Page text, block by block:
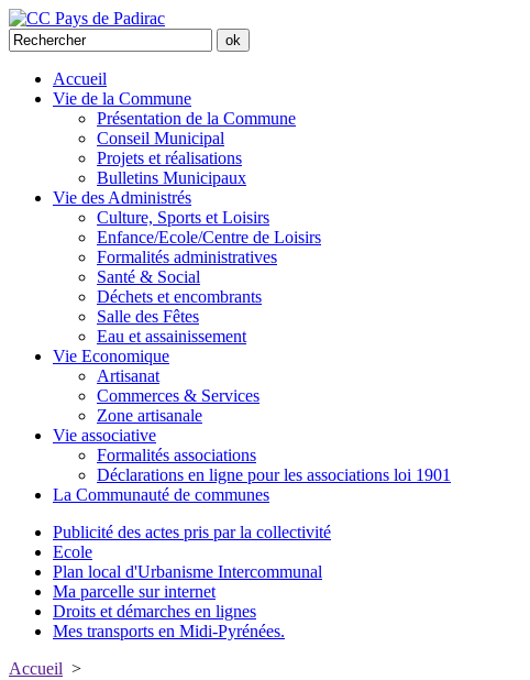
Accueil
Vie de la Commune
Présentation de la Commune
Conseil Municipal
Projets et réalisations
Bulletins Municipaux
Vie des Administrés
Culture, Sports et Loisirs
Enfance/Ecole/Centre de Loisirs
Formalités administratives
Santé & Social
Déchets et encombrants
Salle des Fêtes
Eau et assainissement
Vie Economique
Artisanat
Commerces & Services
Zone artisanale
Vie associative
Formalités associations
Déclarations en ligne pour les associations loi 1901
La Communauté de communes
Publicité des actes pris par la collectivité
Ecole
Plan local d'Urbanisme Intercommunal
Ma parcelle sur internet
Droits et démarches en lignes
Mes transports en Midi-Pyrénées.
Accueil >